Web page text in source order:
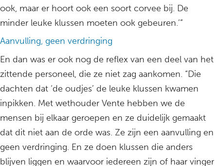
ook, maar er hoort ook een soort corvee bij. De
minder leuke klussen moeten ook gebeuren.’”
Aanvulling, geen verdringing
En dan was er ook nog de reflex van een deel van het
zittende personeel, die ze niet zag aankomen. “Die
dachten dat ‘de oudjes’ de leuke klussen kwamen
inpikken. Met wethouder Vente hebben we de
mensen bij elkaar geroepen en ze duidelijk gemaakt
dat dit niet aan de orde was. Ze zijn een aanvulling en
geen verdringing. En ze doen klussen die anders
blijven liggen en waarvoor iedereen zijn of haar vinger